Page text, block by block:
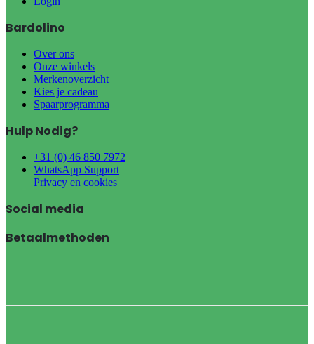
Bardolino
Over ons
Onze winkels
Merkenoverzicht
Kies je cadeau
Spaarprogramma
Hulp Nodig?
+31 (0) 46 850 7972
WhatsApp Support
Privacy en cookies
Social media
Betaalmethoden